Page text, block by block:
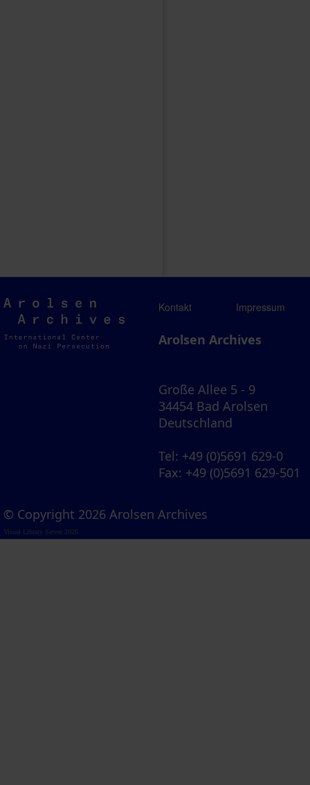
Arolsen
Archives
Kontakt Impressum
Arolsen Archives
Große Allee 5 - 9
34454 Bad Arolsen
Deutschland
Tel: +49 (0)5691 629-0
Fax: +49 (0)5691 629-501
© Copyright 2026 Arolsen Archives
Visual Library Server 2026